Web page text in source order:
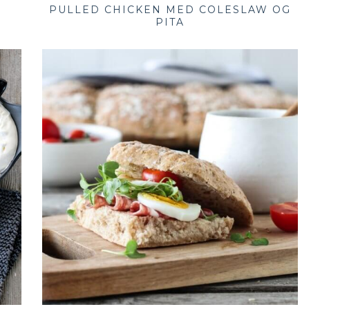
PULLED CHICKEN MED COLESLAW OG
PITA